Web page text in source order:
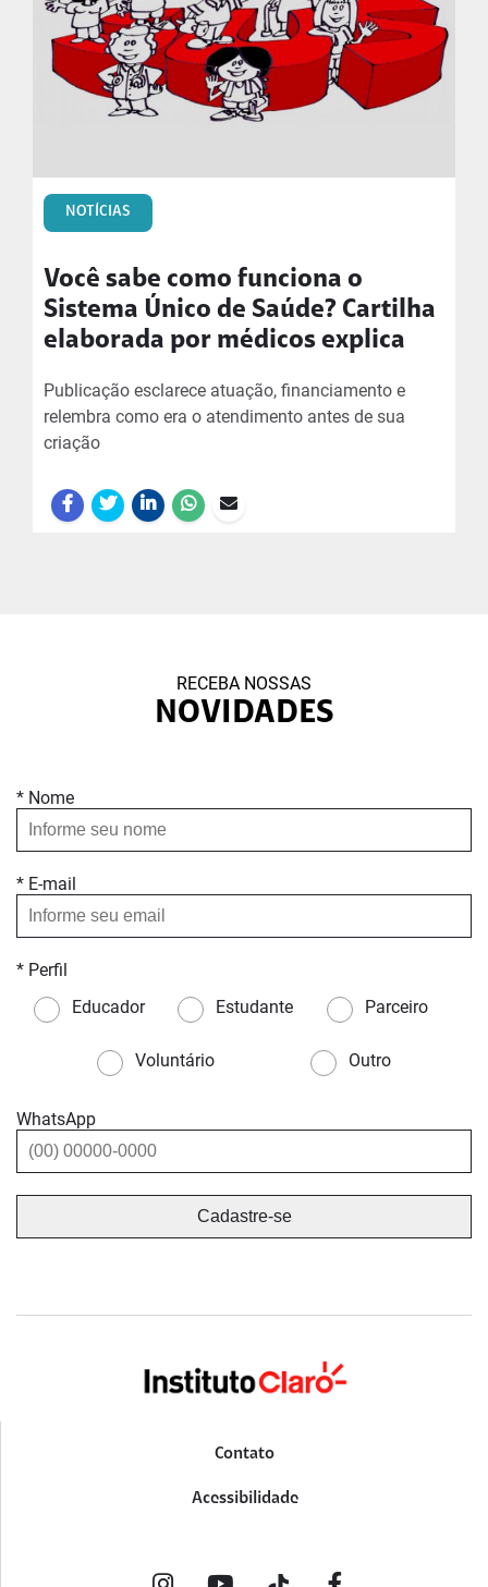
NOTÍCIAS
Você sabe como funciona o
Sistema Único de Saúde? Cartilha
elaborada por médicos explica
Publicação esclarece atuação, financiamento e
relembra como era o atendimento antes de sua
criação
RECEBA NOSSAS
NOVIDADES
* Nome
* E-mail
* Perfil
Educador
Estudante Parceiro
Voluntário Outro
WhatsApp
Contato
Acessibilidade